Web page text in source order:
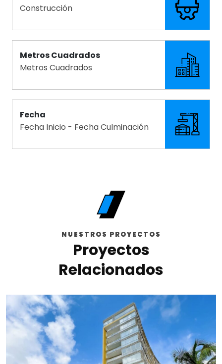
Construcción
Metros Cuadrados
Metros Cuadrados
Fecha
Fecha Inicio - Fecha Culminación
NUESTROS PROYECTOS
Proyectos
Relacionados